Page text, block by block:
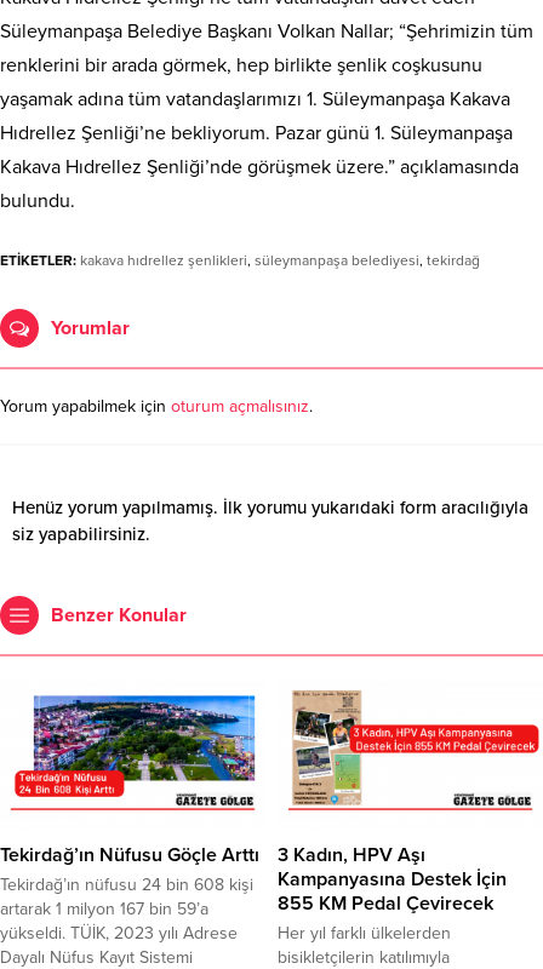
Süleymanpaşa Belediye Başkanı Volkan Nallar; “Şehrimizin tüm
renklerini bir arada görmek, hep birlikte şenlik coşkusunu
yaşamak adına tüm vatandaşlarımızı 1. Süleymanpaşa Kakava
Hıdrellez Şenliği’ne bekliyorum. Pazar günü 1. Süleymanpaşa
Kakava Hıdrellez Şenliği’nde görüşmek üzere.” açıklamasında
bulundu.
ETİKETLER: kakava hıdrellez şenlikleri, süleymanpaşa belediyesi, tekirdağ
Yorumlar
Yorum yapabilmek için oturum açmalısınız.
Henüz yorum yapılmamış. İlk yorumu yukarıdaki form aracılığıyla
siz yapabilirsiniz.
Benzer Konular
Tekirdağ’ın Nüfusu Göçle Arttı
Tekirdağ’ın nüfusu 24 bin 608 kişi
artarak 1 milyon 167 bin 59’a
yükseldi. TÜİK, 2023 yılı Adrese
Dayalı Nüfus Kayıt Sistemi
3 Kadın, HPV Aşı
Kampanyasına Destek İçin
855 KM Pedal Çevirecek
Her yıl farklı ülkelerden
bisikletçilerin katılımıyla